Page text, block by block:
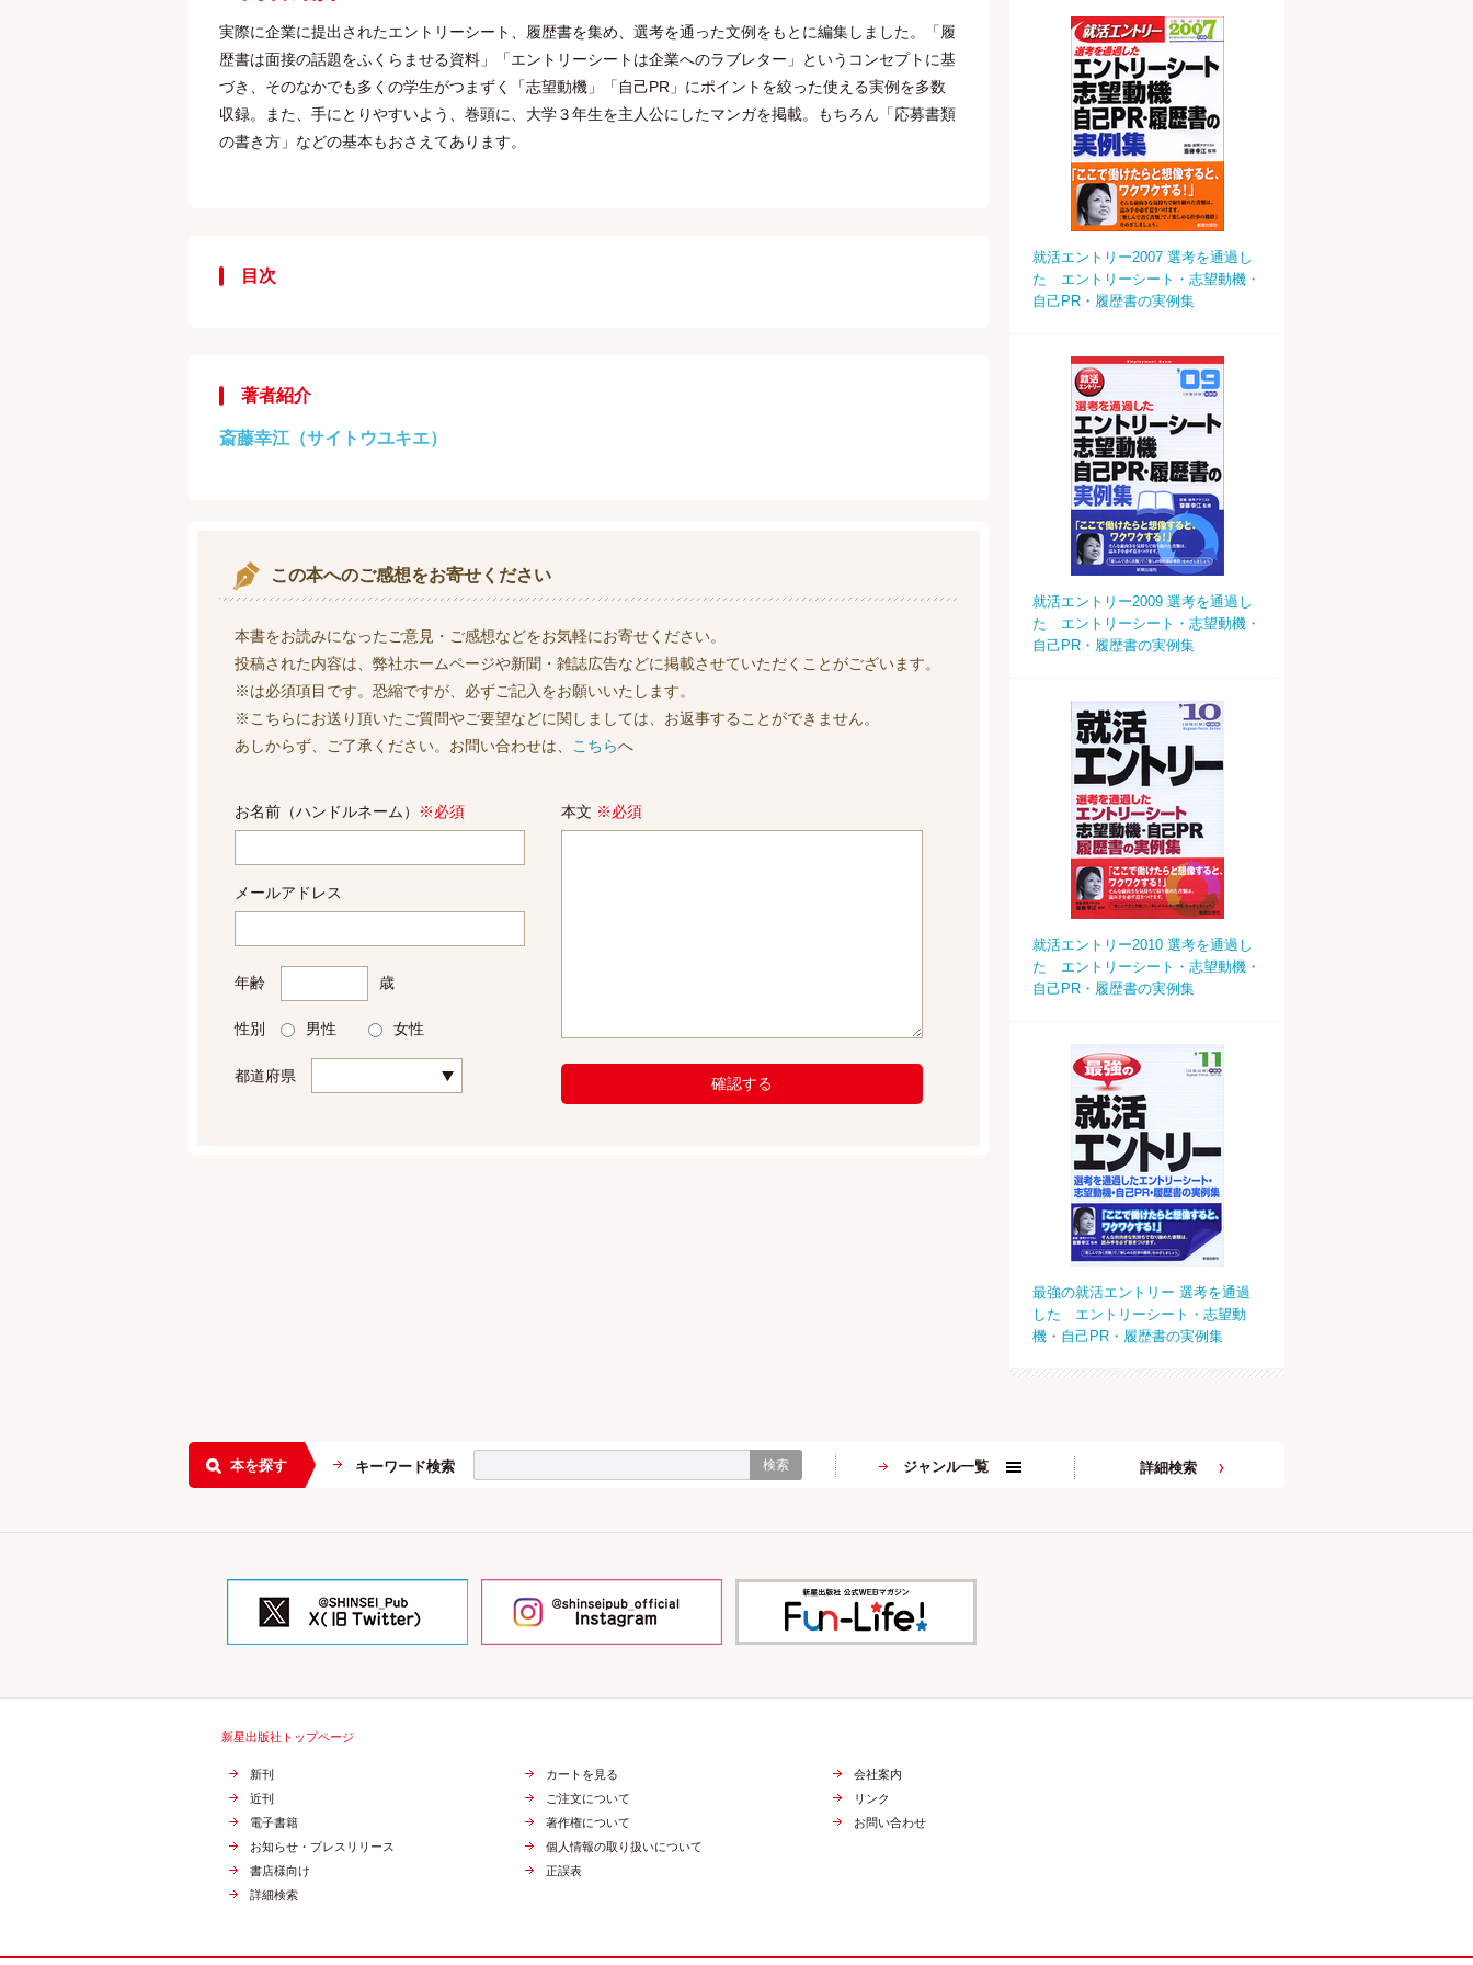
実際に企業に提出されたエントリーシート、履歴書を集め、選考を通った文例をもとに編集しました。「履
歴書は面接の話題をふくらませる資料」「エントリーシートは企業へのラブレター」というコンセプトに基
づき、そのなかでも多くの学生がつまずく「志望動機」「自己PR」にポイントを絞った使える実例を多数
収録。また、手にとりやすいよう、巻頭に、大学３年生を主人公にしたマンガを掲載。もちろん「応募書類
の書き方」などの基本もおさえてあります。
目次
著者紹介
斎藤幸江（サイトウユキエ）
この本へのご感想をお寄せください
本書をお読みになったご意見・ご感想などをお気軽にお寄せください。
投稿された内容は、弊社ホームページや新聞・雑誌広告などに掲載させていただくことがございます。
※は必須項目です。恐縮ですが、必ずご記入をお願いいたします。
※こちらにお送り頂いたご質問やご要望などに関しましては、お返事することができません。
あしからず、ご了承ください。お問い合わせは、
こちらへ
お名前（ハンドルネーム） ※必須
メールアドレス
年齢 歳
性別 男性 女性
都道府県
本文 ※必須
確認する
就活エントリー2007 選考を通過し
た エントリーシート・志望動機・
自己PR・履歴書の実例集
就活エントリー2009 選考を通過し
た エントリーシート・志望動機・
自己PR・履歴書の実例集
就活エントリー2010 選考を通過し
た エントリーシート・志望動機・
自己PR・履歴書の実例集
最強の就活エントリー 選考を通過
した エントリーシート・志望動
機・自己PR・履歴書の実例集
本を探す キーワード検索 検索 ジャンル一覧 詳細検索
新星出版社トップページ
新刊
近刊
電子書籍
お知らせ・プレスリリース
書店様向け
詳細検索
カートを見る
ご注文について
著作権について
個人情報の取り扱いについて
正誤表
会社案内
リンク
お問い合わせ